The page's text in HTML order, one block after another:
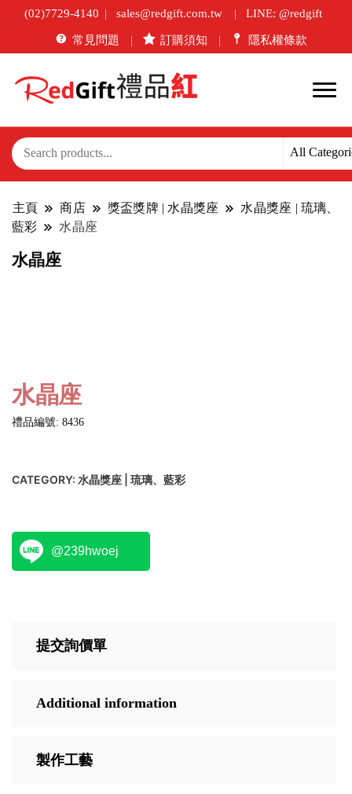
(02)7729-4140 sales@redgift.com.tw LINE: @redgift
常見問題 訂購須知 隱私權條款
主頁 商店 獎盃獎牌 | 水晶獎座
水晶獎座 | 琉璃、
藍彩
水晶座
水晶座
水晶座
禮品編號: 8436
CATEGORY: 水晶獎座 | 琉璃、藍彩
@239hwoej
提交詢價單
Additional information
製作工藝